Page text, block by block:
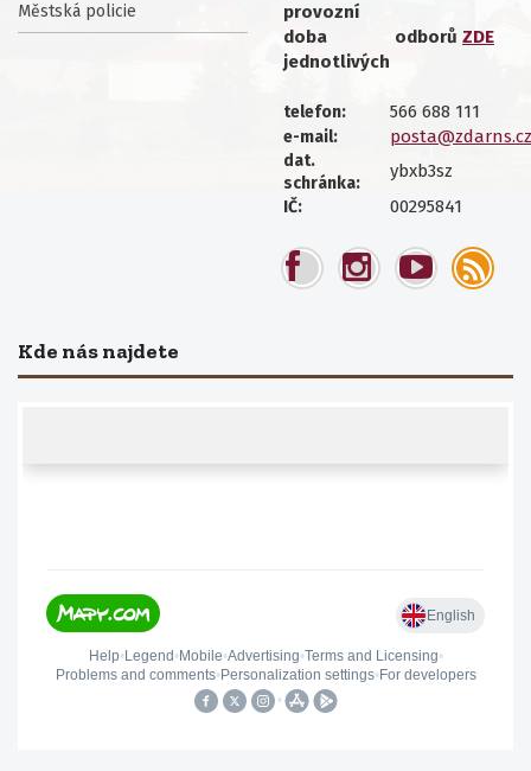
Městská policie
provozní
doba
jednotlivých
odborů ZDE
telefon: 566 688 111
e-mail: posta@zdarns.cz
dat.
schránka:
ybxb3sz
IČ: 00295841
Kde nás najdete